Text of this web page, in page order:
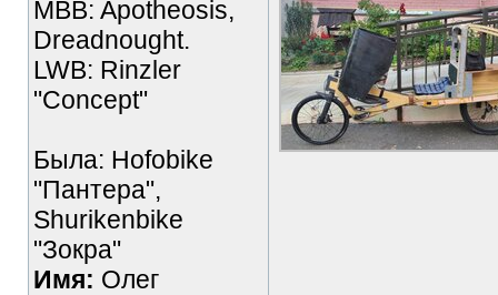
MBB: Apotheosis,
Dreadnought.
LWB: Rinzler
"Concept"
Была: Hofobike
"Пантера",
Shurikenbike
"Зокра"
Имя: Олег